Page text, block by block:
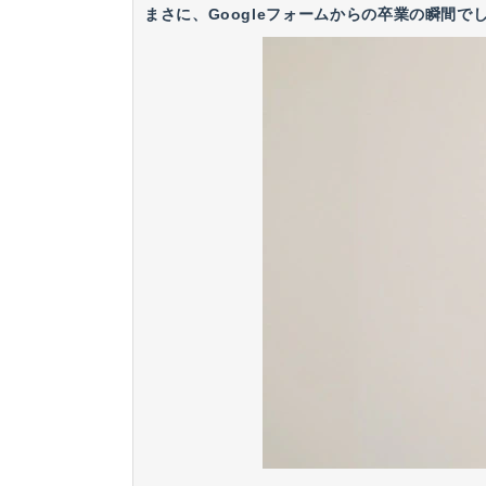
まさに、Googleフォームからの卒業の瞬間で